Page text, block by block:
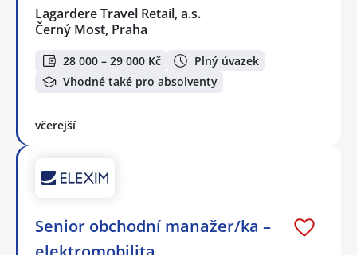
Lagardere Travel Retail, a.s.
Černý Most, Praha
28 000 – 29 000 Kč
Plný úvazek
Vhodné také pro absolventy
včerejší
Senior obchodní manažer/ka –